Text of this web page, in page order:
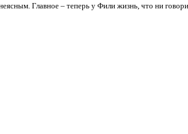
Главное – теперь у Фили жизнь, что ни